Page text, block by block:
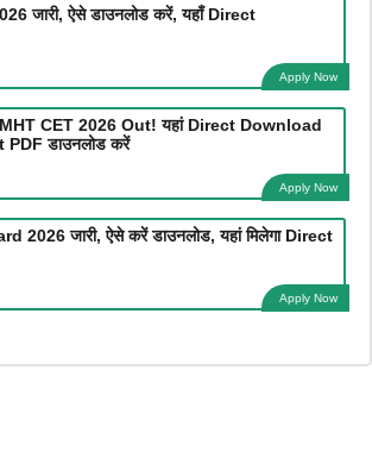
जारी, ऐसे डाउनलोड करें, यहाँ Direct
Apply Now
CET 2026 Out! यहां Direct Download
डाउनलोड करें
Apply Now
2026 जारी, ऐसे करें डाउनलोड, यहां मिलेगा Direct
Apply Now